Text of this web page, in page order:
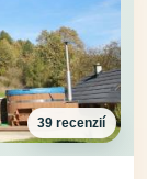
39 recenzií